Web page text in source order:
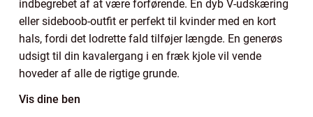
indbegrebet af at være forførende. En dyb V-udskæring
eller sideboob-outfit er perfekt til kvinder med en kort
hals, fordi det lodrette fald tilføjer længde. En generøs
udsigt til din kavalergang i en fræk kjole vil vende
hoveder af alle de rigtige grunde.
Vis dine ben